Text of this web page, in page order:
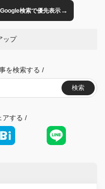
検索で優先表示→
ップ
を検索する /
検索
アする /